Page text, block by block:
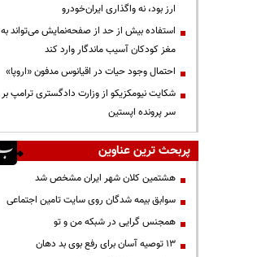
ارز بود، نه واگذاری ایران‌خودرو
استفاده بیش از حد از صفحه‌نمایش می‌تواند به
مغز کودکان آسیب ماندگار وارد کند
احتمال وجود حیات در اقیانوس مدفون «اروپا»
شکایت نیومکزیکو از وزارت دادگستری ترامپ بر
سر پرونده اپستین
پربحث ترین عناوین
هشتمین کلان شهر ایران مشخص شد
سوابق بیمه شدگان روی سایت تامین اجتماعی
همجنس گرایی در شبکه من و تو
13 توصیه آسان برای رفع بوی بد دهان